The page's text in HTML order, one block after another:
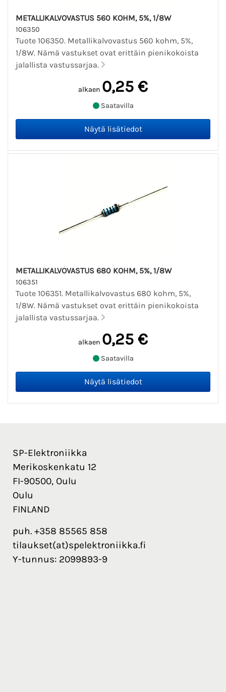
METALLIKALVOVASTUS 560 KOHM, 5%, 1/8W
106350
Tuote 106350. Metallikalvovastus 560 kohm, 5%,
1/8W. Nämä vastukset ovat erittäin pienikokoista
jalallista vastussarjaa.
alkaen 0,25 €
Saatavilla
METALLIKALVOVASTUS 680 KOHM, 5%, 1/8W
106351
Tuote 106351. Metallikalvovastus 680 kohm, 5%,
1/8W. Nämä vastukset ovat erittäin pienikokoista
jalallista vastussarjaa.
alkaen 0,25 €
Saatavilla
SP-Elektroniikka
Merikoskenkatu 12
FI-90500, Oulu
Oulu
FINLAND
puh. +358 85565 858
tilaukset(at)spelektroniikka.fi
Y-tunnus: 2099893-9